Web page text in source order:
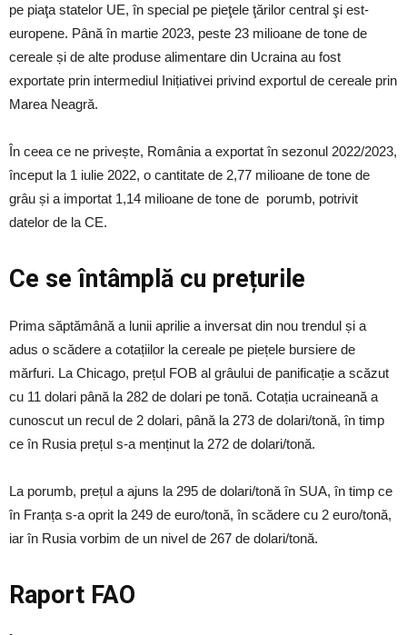
pe piaţa statelor UE, în special pe pieţele ţărilor central şi est-
europene. Până în martie 2023, peste 23 milioane de tone de
cereale și de alte produse alimentare din Ucraina au fost
exportate prin intermediul Inițiativei privind exportul de cereale prin
Marea Neagră.
În ceea ce ne privește, România a exportat în sezonul 2022/2023,
început la 1 iulie 2022, o cantitate de 2,77 milioane de tone de
grâu și a importat 1,14 milioane de tone de porumb, potrivit
datelor de la CE.
Ce se întâmplă cu prețurile
Prima săptămână a lunii aprilie a inversat din nou trendul și a
adus o scădere a cotațiilor la cereale pe piețele bursiere de
mărfuri. La Chicago, prețul FOB al grâului de panificație a scăzut
cu 11 dolari până la 282 de dolari pe tonă. Cotația ucraineană a
cunoscut un recul de 2 dolari, până la 273 de dolari/tonă, în timp
ce în Rusia prețul s-a menținut la 272 de dolari/tonă.
La porumb, prețul a ajuns la 295 de dolari/tonă în SUA, în timp ce
în Franța s-a oprit la 249 de euro/tonă, în scădere cu 2 euro/tonă,
iar în Rusia vorbim de un nivel de 267 de dolari/tonă.
Raport FAO